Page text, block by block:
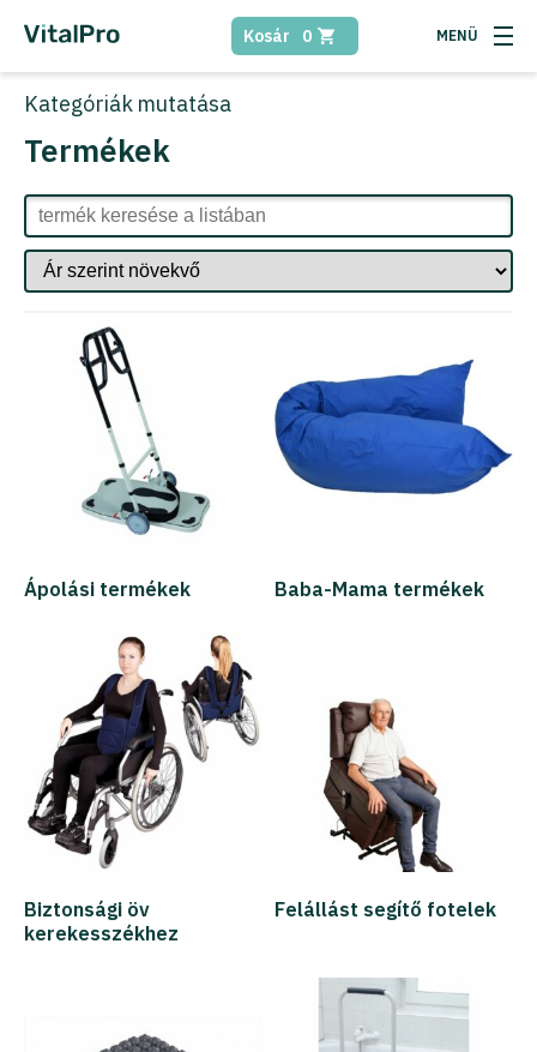
Kosár 0
Kategóriák mutatása
Termékek
Ápolási termékek Baba-Mama termékek
Biztonsági öv
kerekesszékhez
Felállást segítő fotelek